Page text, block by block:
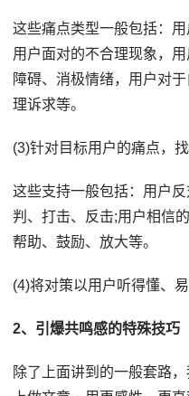
这些痛点类型一般包括：
用户面对的不合理现象，
障碍、消极情绪，用户对
理诉求等。
(3)针对目标用户的痛点，
这些支持一般包括：用户
判、打击、反击;用户相信
帮助、鼓励、放大等。
(4)将对策以用户听得懂、
2、引爆共鸣感的特殊技巧
除了上面讲到的一般套路